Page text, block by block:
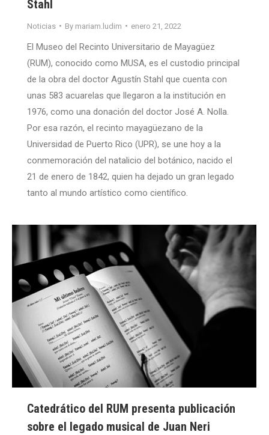
Stahl
Noticias By mariam.ludim enero 21, 2022
El Museo del Recinto Universitario de Mayagüez
(RUM), conocido como MUSA, es el custodio principal
de la obra del doctor Agustín Stahl que cuenta con
unas 583 acuarelas que llegaron a la institución en
1976, como una donación del doctor José A. Nolla.
Por esa razón, el recinto mayagüezano de la
Universidad de Puerto Rico (UPR), se une hoy a la
conmemoración del natalicio del botánico, nacido el
21 de enero de 1842, quien ha dejado un gran legado
tanto al mundo artístico como científico.
Catedrático del RUM presenta publicación
sobre el legado musical de Juan Neri